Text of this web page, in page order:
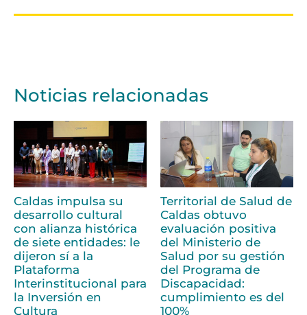
Noticias relacionadas
Caldas impulsa su
desarrollo cultural
con alianza histórica
de siete entidades: le
dijeron sí a la
Plataforma
Interinstitucional para
la Inversión en
Cultura
Territorial de Salud de
Caldas obtuvo
evaluación positiva
del Ministerio de
Salud por su gestión
del Programa de
Discapacidad:
cumplimiento es del
100%